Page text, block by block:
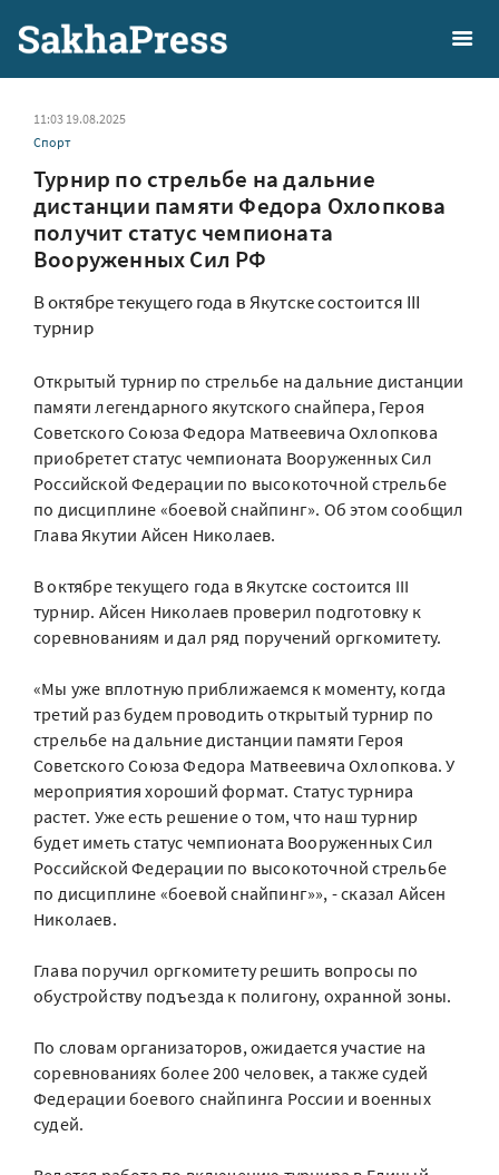
11:03 19.08.2025
Спорт
Турнир по стрельбе на дальние
дистанции памяти Федора Охлопкова
получит статус чемпионата
Вооруженных Сил РФ
В октябре текущего года в Якутске состоится III
турнир
Открытый турнир по стрельбе на дальние дистанции
памяти легендарного якутского снайпера, Героя
Советского Союза Федора Матвеевича Охлопкова
приобретет статус чемпионата Вооруженных Сил
Российской Федерации по высокоточной стрельбе
по дисциплине «боевой снайпинг». Об этом сообщил
Глава Якутии Айсен Николаев.
В октябре текущего года в Якутске состоится III
турнир. Айсен Николаев проверил подготовку к
соревнованиям и дал ряд поручений оргкомитету.
«Мы уже вплотную приближаемся к моменту, когда
третий раз будем проводить открытый турнир по
стрельбе на дальние дистанции памяти Героя
Советского Союза Федора Матвеевича Охлопкова. У
мероприятия хороший формат. Статус турнира
растет. Уже есть решение о том, что наш турнир
будет иметь статус чемпионата Вооруженных Сил
Российской Федерации по высокоточной стрельбе
по дисциплине «боевой снайпинг»», - сказал Айсен
Николаев.
Глава поручил оргкомитету решить вопросы по
обустройству подъезда к полигону, охранной зоны.
По словам организаторов, ожидается участие на
соревнованиях более 200 человек, а также судей
Федерации боевого снайпинга России и военных
судей.